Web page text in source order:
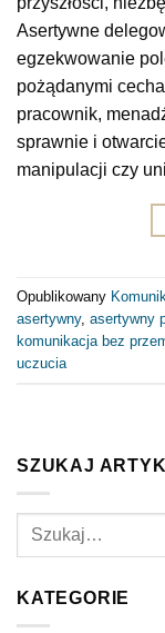
Asertywne
egzekwowanie
pożądanymi
pracownik,
sprawnie i
manipulacji czy
Opublikowany
asertywny, asertywny
komunikacja bez
uczucia
SZUKAJ
KATEGORIE